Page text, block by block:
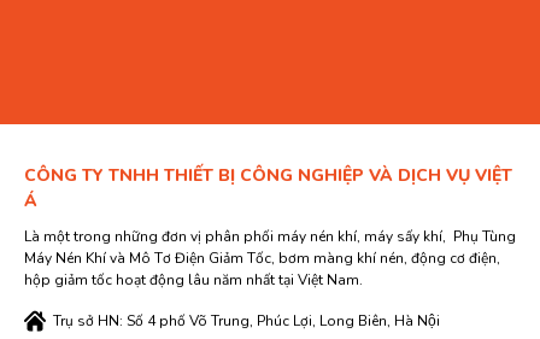
CÔNG TY TNHH THIẾT BỊ CÔNG NGHIỆP VÀ DỊCH VỤ VIỆT
Á
Là một trong những đơn vị phân phối máy nén khí, máy sấy khí, Phụ Tùng
Máy Nén Khí và Mô Tơ Điện Giảm Tốc, bơm màng khí nén, động cơ điện,
hộp giảm tốc hoạt động lâu năm nhất tại Việt Nam.
Trụ sở HN: Số 4 phố Võ Trung, Phúc Lợi, Long Biên, Hà Nội